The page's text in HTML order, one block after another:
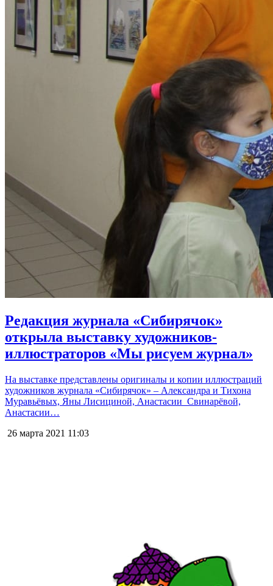
Редакция журнала «Сибирячок»
открыла выставку художников-
иллюстраторов «Мы рисуем журнал»
На выставке представлены оригиналы и копии иллюстраций
художников журнала «Сибирячок» – Александра и Тихона
Муравьёвых, Яны Лисициной, Анастасии Свинарёвой,
Анастасии…
26 марта 2021 11:03